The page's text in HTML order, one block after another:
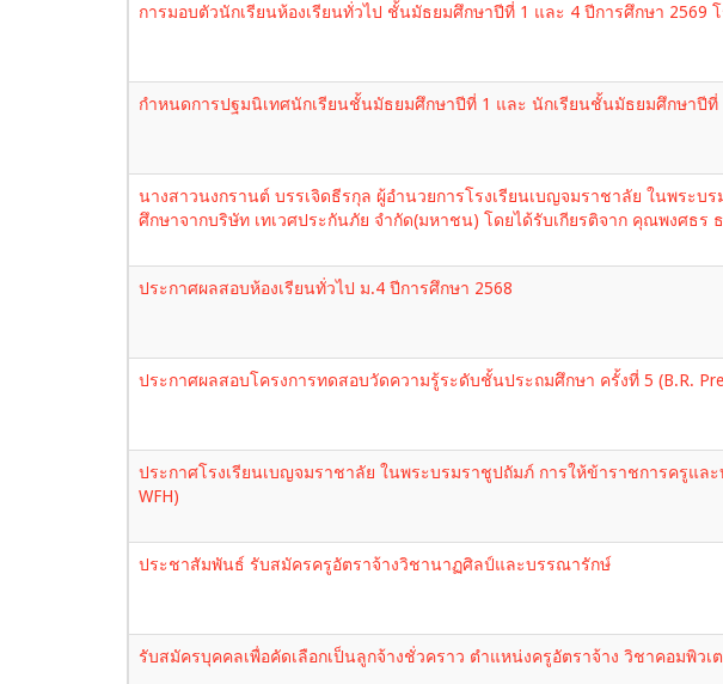
การมอบตัวนักเรียนห้องเรียนทั่วไป ชั้นมัธยมศึกษาปีที่ 1 และ 4 ปีการศึกษา 2569
กำหนดการปฐมนิเทศนักเรียนชั้นมัธยมศึกษาปีที่ 1 และ นักเรียนชั้นมัธยมศึกษาปีที่
นางสาวนงกรานต์ บรรเจิดธีรกุล ผู้อำนวยการโรงเรียนเบญจมราชาลัย ในพร
ศึกษาจากบริษัท เทเวศประกันภัย จำกัด(มหาชน) โดยได้รับเกียรติจาก คุณพงศธร
ประกาศผลสอบห้องเรียนทั่วไป ม.4 ปีการศึกษา 2568
ประกาศผลสอบโครงการทดสอบวัดความรู้ระดับชั้นประถมศึกษา ครั้งที่ 5 (B.R.
ประกาศโรงเรียนเบญจมราชาลัย ในพระบรมราชูปถัมภ์ การให้ข้าราชการครูแล
WFH)
ประชาสัมพันธ์ รับสมัครครูอัตราจ้างวิชานาฏศิลป์และบรรณารักษ์
รับสมัครบุคคลเพื่อคัดเลือกเป็นลูกจ้างชั่วคราว ตำแหน่งครูอัตราจ้าง วิชาคอมพิวเ